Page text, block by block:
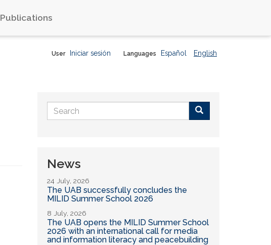
Publications
Languages Español English
User Iniciar sesión
Search
form
News
24 July, 2026
The UAB successfully concludes the
MILID Summer School 2026
8 July, 2026
The UAB opens the MILID Summer School
2026 with an international call for media
and information literacy and peacebuilding